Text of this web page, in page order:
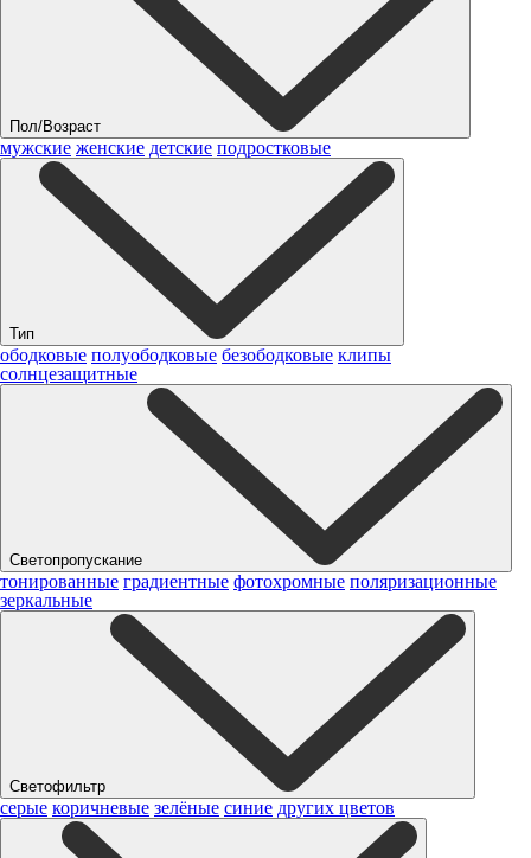
Пол/Возраст
мужские женские детские подростковые
Тип
ободковые полуободковые безободковые клипы
солнцезащитные
Светопропускание
тонированные градиентные фотохромные поляризационные
зеркальные
Светофильтр
серые коричневые зелёные синие других цветов